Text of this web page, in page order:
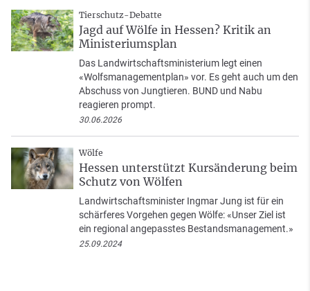
Tierschutz-Debatte
Jagd auf Wölfe in Hessen? Kritik an
Ministeriumsplan
Das Landwirtschaftsministerium legt einen
«Wolfsmanagementplan» vor. Es geht auch um den
Abschuss von Jungtieren. BUND und Nabu
reagieren prompt.
30.06.2026
Wölfe
Hessen unterstützt Kursänderung beim
Schutz von Wölfen
Landwirtschaftsminister Ingmar Jung ist für ein
schärferes Vorgehen gegen Wölfe: «Unser Ziel ist
ein regional angepasstes Bestandsmanagement.»
25.09.2024